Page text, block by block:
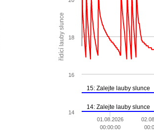
řídící lauby slunce
15: Zalejte lauby slunce
14: Zalejte lauby slunce
01.08.2026
00:00:00
16
18
14